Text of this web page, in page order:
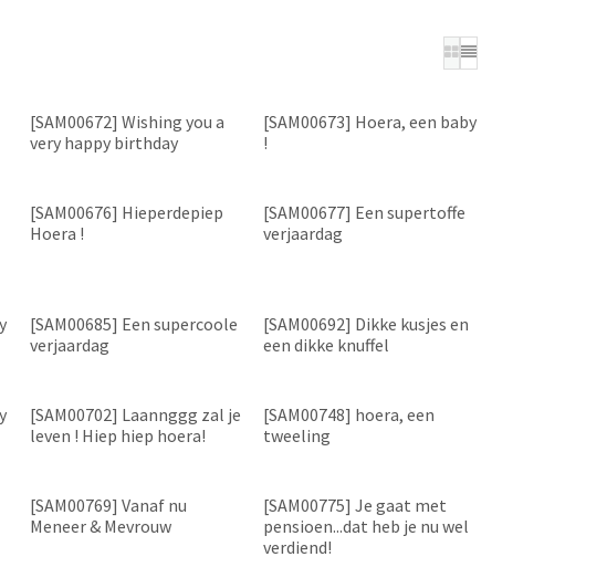
[SAM00672] Wishing you a
very happy birthday
[SAM00673] Hoera, een baby
!
[SAM00676] Hieperdepiep
Hoera !
[SAM00677] Een supertoffe
verjaardag
[SAM00685] Een supercoole
verjaardag
[SAM00692] Dikke kusjes en
een dikke knuffel
[SAM00702] Laannggg zal je
leven ! Hiep hiep hoera!
[SAM00748] hoera, een
tweeling
[SAM00769] Vanaf nu
Meneer & Mevrouw
[SAM00775] Je gaat met
pensioen...dat heb je nu wel
verdiend!